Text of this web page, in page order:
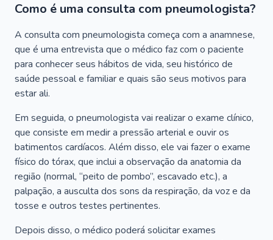
Como é uma consulta com pneumologista?
A consulta com pneumologista começa com a anamnese,
que é uma entrevista que o médico faz com o paciente
para conhecer seus hábitos de vida, seu histórico de
saúde pessoal e familiar e quais são seus motivos para
estar ali.
Em seguida, o pneumologista vai realizar o exame clínico,
que consiste em medir a pressão arterial e ouvir os
batimentos cardíacos. Além disso, ele vai fazer o exame
físico do tórax, que inclui a observação da anatomia da
região (normal, “peito de pombo”, escavado etc.), a
palpação, a ausculta dos sons da respiração, da voz e da
tosse e outros testes pertinentes.
Depois disso, o médico poderá solicitar exames